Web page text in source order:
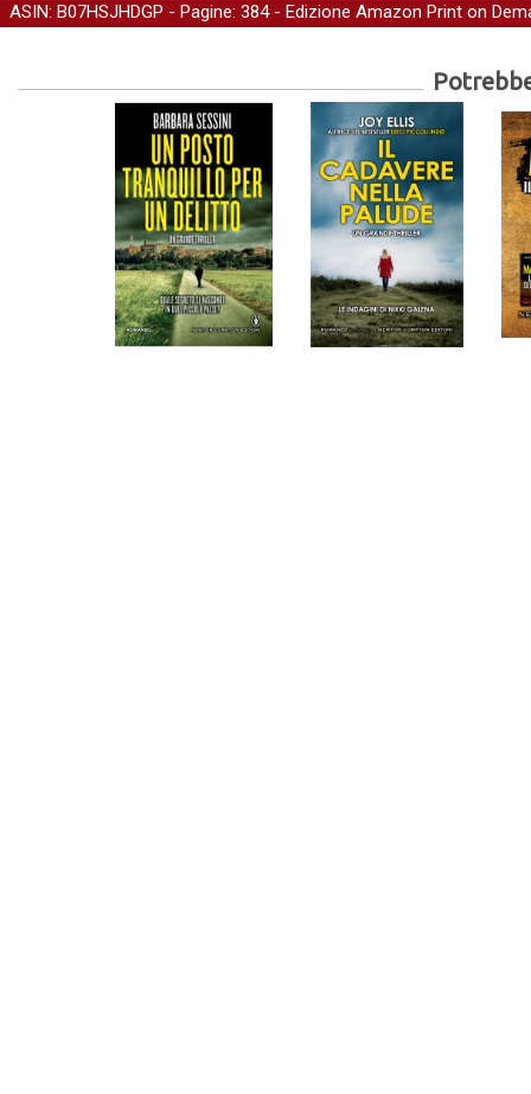
ASIN: B07HSJHDGP - Pagine: 384 - Edizione Amazon Print on